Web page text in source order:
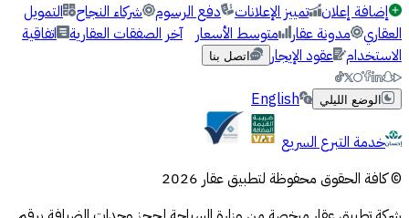
إضافة إعلان تمييز الإعلانات دفع الرسوم شركاء النجاح التمويل
العقاري مدونة عقار متوسط الأسعار آخر الصفقات العقارية اتفاقية
الاستخدام عقود الإيجار اتصل بنا
الوضع الليلي
English
خدمة التبرع السريع
© كافة الحقوق محفوظة لتطبيق عقار 2026